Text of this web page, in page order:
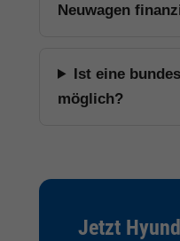
Neuwagen
Ist eine
möglich?
Jetzt